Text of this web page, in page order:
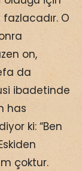
O
on,
ibadetinde
has
ki: “Ben
çoktur.